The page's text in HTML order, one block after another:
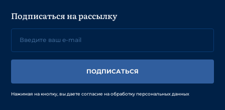
Подписаться на рассылку
ПОДПИСАТЬСЯ
Нажимая на кнопку, вы даете согласие на обработку персональных данных